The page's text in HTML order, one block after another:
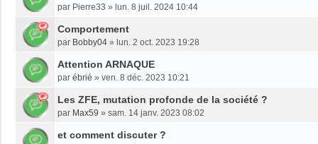
par Pierre33 » lun. 8 juil. 2024 10:44
Comportement
par Bobby04 » lun. 2 oct. 2023 19:28
Attention ARNAQUE
par ébrié » ven. 8 déc. 2023 10:21
Les ZFE, mutation profonde de la société ?
par Max59 » sam. 14 janv. 2023 08:02
et comment discuter ?